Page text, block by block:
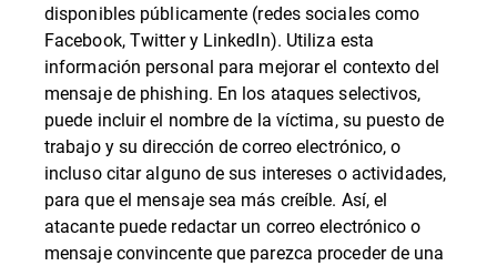
disponibles públicamente (redes sociales como
Facebook, Twitter y LinkedIn). Utiliza esta
información personal para mejorar el contexto del
mensaje de phishing. En los ataques selectivos,
puede incluir el nombre de la víctima, su puesto de
trabajo y su dirección de correo electrónico, o
incluso citar alguno de sus intereses o actividades,
para que el mensaje sea más creíble. Así, el
atacante puede redactar un correo electrónico o
mensaje convincente que parezca proceder de una